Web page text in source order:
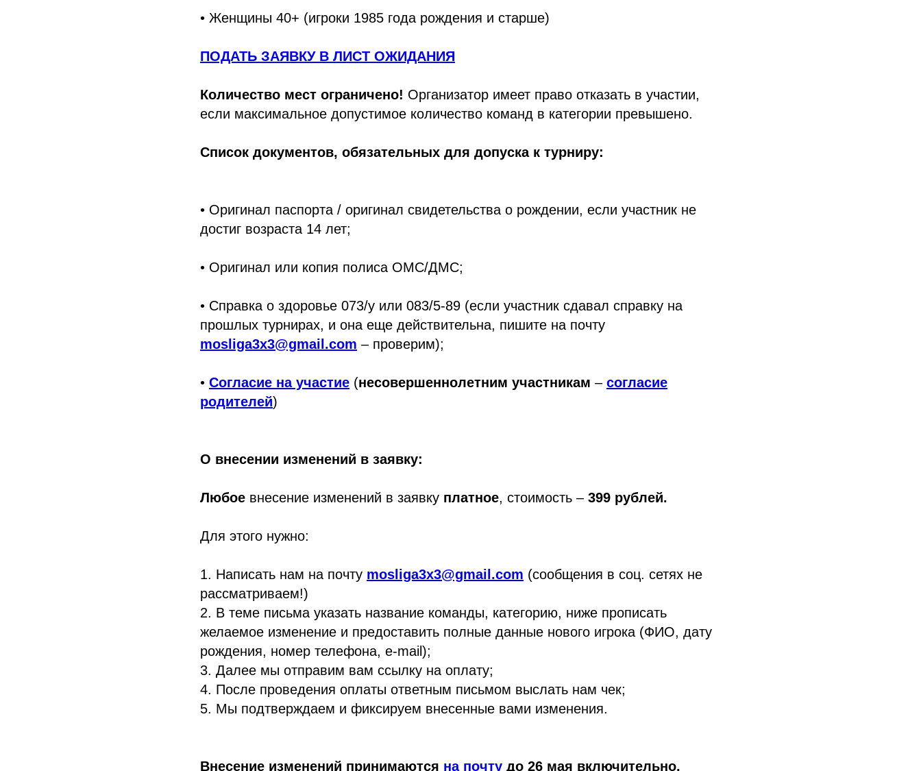
• Женщины 40+ (игроки 1985 года рождения и старше)
ПОДАТЬ ЗАЯВКУ В ЛИСТ ОЖИДАНИЯ
Количество мест ограничено! Организатор имеет право отказать в участии,
если максимальное допустимое количество команд в категории превышено.
Список документов, обязательных для допуска к турниру:
• Оригинал паспорта / оригинал свидетельства о рождении, если участник не
достиг возраста 14 лет;
• Оригинал или копия полиса ОМС/ДМС;
• Справка о здоровье 073/у или 083/5-89 (если участник сдавал справку на
прошлых турнирах, и она еще действительна, пишите на почту
mosliga3x3@gmail.com – проверим);
• Согласие на участие (несовершеннолетним участникам – согласие
родителей)
О внесении изменений в заявку:
Любое внесение изменений в заявку платное, стоимость – 399 рублей.
Для этого нужно:
1. Написать нам на почту mosliga3x3@gmail.com (сообщения в соц. сетях не
рассматриваем!)
2. В теме письма указать название команды, категорию, ниже прописать
желаемое изменение и предоставить полные данные нового игрока (ФИО, дату
рождения, номер телефона, e-mail);
3. Далее мы отправим вам ссылку на оплату;
4. После проведения оплаты ответным письмом выслать нам чек;
5. Мы подтверждаем и фиксируем внесенные вами изменения.
Внесение изменений принимаются на почту до 26 мая включительно.